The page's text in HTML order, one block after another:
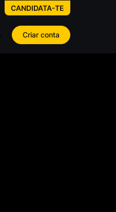
CANDIDATA-TE
Criar conta